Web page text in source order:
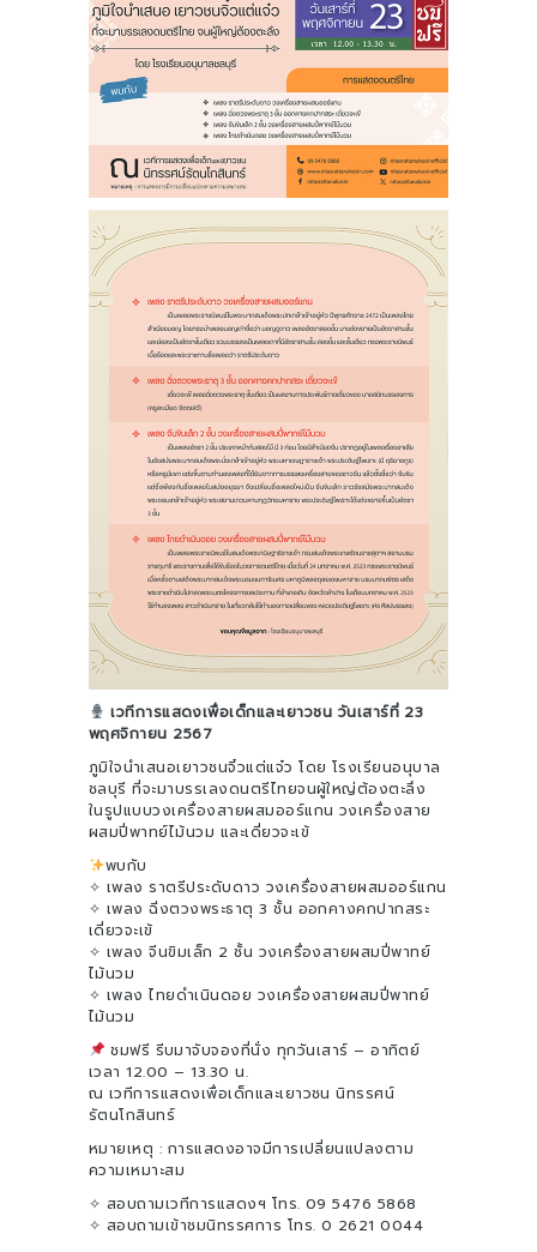
เวทีการแสดงเพื่อเด็กและเยาวชน วันเสาร์ที่ 23
พฤศจิกายน 2567
ภูมิใจนำเสนอเยาวชนจิ๋วแต่แจ๋ว โดย โรงเรียนอนุบาล
ชลบุรี ที่จะมาบรรเลงดนตรีไทยจนผู้ใหญ่ต้องตะลึง
ในรูปแบบวงเครื่องสายผสมออร์แกน วงเครื่องสาย
ผสมปี่พาทย์ไม้นวม และเดี่ยวจะเข้
พบกับ
✧ เพลง ราตรีประดับดาว วงเครื่องสายผสมออร์แกน
✧ เพลง ฉิ่งตวงพระธาตุ 3 ชั้น ออกคางคกปากสระ
เดี่ยวจะเข้
✧ เพลง จีนขิมเล็ก 2 ชั้น วงเครื่องสายผสมปี่พาทย์
ไม้นวม
✧ เพลง ไทยดำเนินดอย วงเครื่องสายผสมปี่พาทย์
ไม้นวม
ชมฟรี รีบมาจับจองที่นั่ง ทุกวันเสาร์ – อาทิตย์
เวลา 12.00 – 13.30 น.
ณ เวทีการแสดงเพื่อเด็กและเยาวชน นิทรรศน์
รัตนโกสินทร์
หมายเหตุ : การแสดงอาจมีการเปลี่ยนแปลงตาม
ความเหมาะสม
✧ สอบถามเวทีการแสดงฯ โทร. 09 5476 5868
✧ สอบถามเข้าชมนิทรรศการ โทร. 0 2621 0044